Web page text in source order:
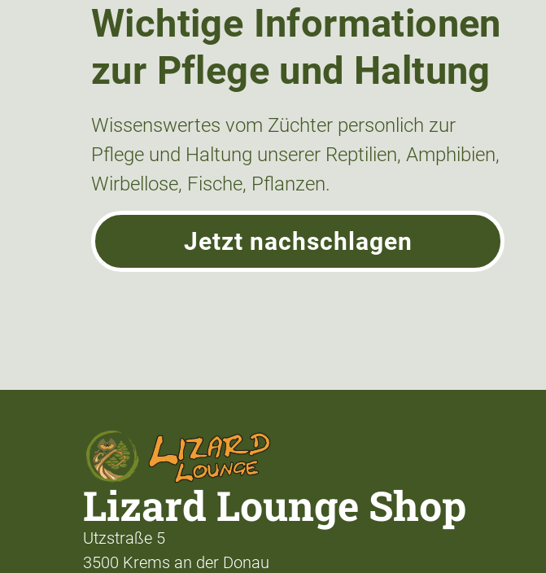
Wichtige Informationen
zur Pflege und Haltung
Wissenswertes vom Züchter personlich zur
Pflege und Haltung unserer Reptilien, Amphibien,
Wirbellose, Fische, Pflanzen.
Jetzt nachschlagen
Lizard Lounge Shop
Utzstraße 5
3500 Krems an der Donau